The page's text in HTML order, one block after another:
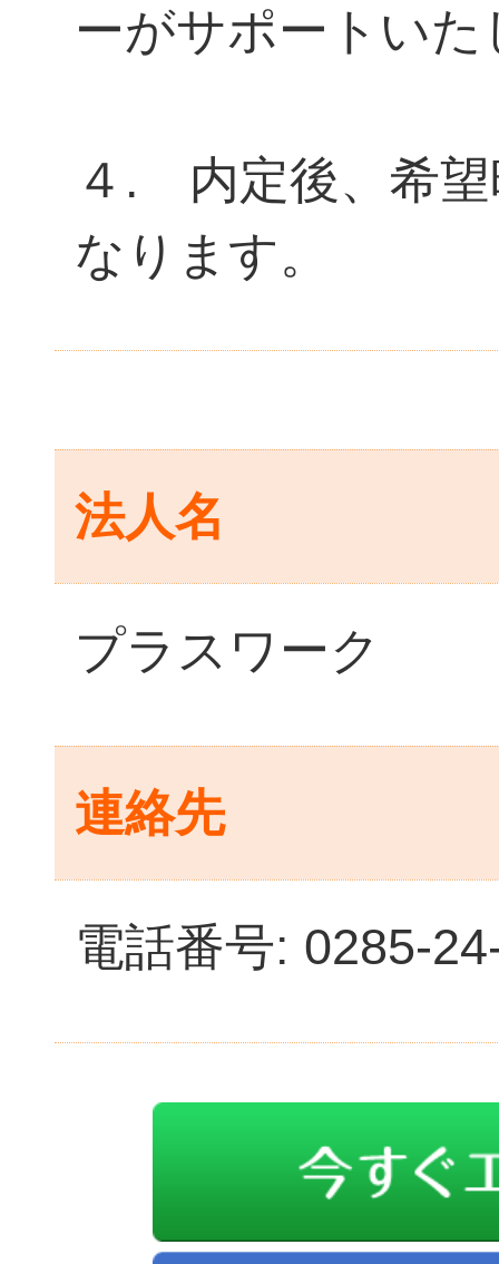
ーがサポートいた
４. 内定後、希望
なります。
法人名
プラスワーク
連絡先
電話番号: 0285-